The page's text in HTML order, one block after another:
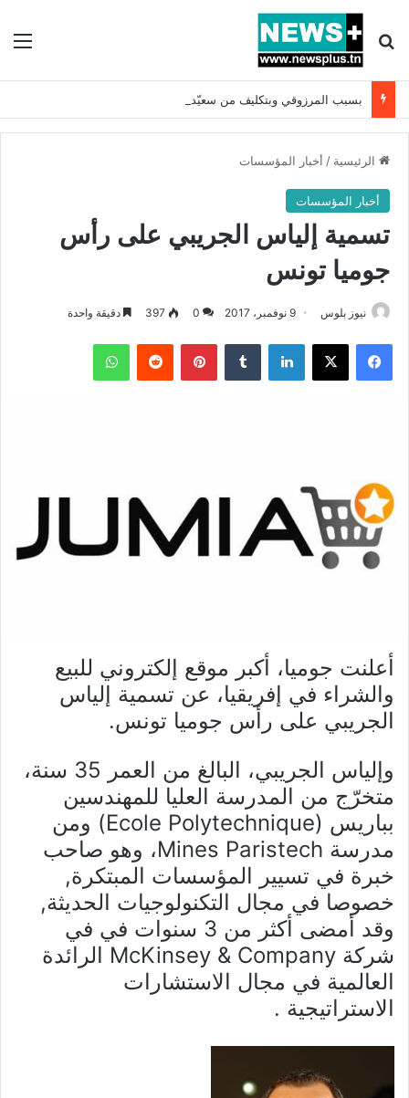
بحث عن
الرئيسية / أخبار المؤسسات
أخبار المؤسسات
تسمية إلياس الجريبي على رأس
جوميا تونس
نيوز بلوس 9 نوفمبر، 2017 0
397 دقيقة واحدة
فيسبوك X لينكدإن بينتيريست واتساب
أعلنت جوميا، أكبر موقع إلكتروني للبيع
والشراء في إفريقيا، عن تسمية إلياس
الجريبي على رأس جوميا تونس.
وإلياس الجريبي، البالغ من العمر 35 سنة،
متخرّج من المدرسة العليا للمهندسين
بباريس (Ecole Polytechnique) ومن
مدرسة Mines Paristech، وهو صاحب
خبرة في تسيير المؤسسات المبتكرة,
خصوصا في مجال التكنولوجيات الحديثة,
وقد أمضى أكثر من 3 سنوات في في
شركة McKinsey & Company الرائدة
العالمية في مجال الاستشارات
الاستراتيجية .